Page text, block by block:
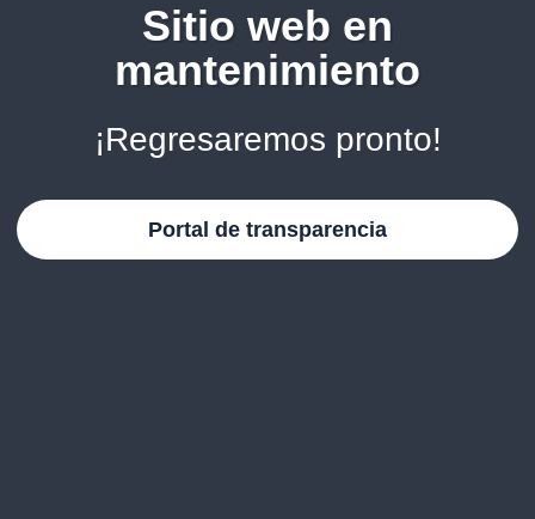
Sitio web en
mantenimiento
¡Regresaremos pronto!
Portal de transparencia